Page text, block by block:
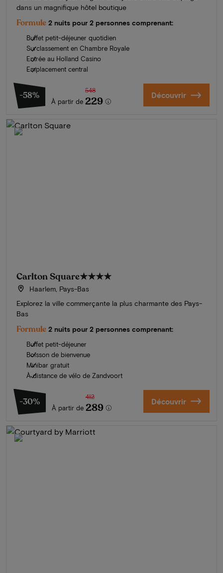
dans un magnifique hôtel boutique
Formule 2 nuits pour 2 personnes comprenant:
Buffet petit-déjeuner quotidien
Surclassement en Chambre Royale
Entrée au Holland Casino
Emplacement central
-58%
À partir de
548
229 Découvrir
Carlton Square★★★★
Haarlem, Pays-Bas
Explorez la ville commerçante la plus charmante des Pays-
Bas
Formule 2 nuits pour 2 personnes comprenant:
Buffet petit-déjeuner
Boisson de bienvenue
Minibar gratuit
À distance de vélo de Zandvoort
-30%
À partir de
412
289 Découvrir